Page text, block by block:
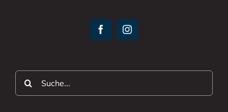
Suche
nach: